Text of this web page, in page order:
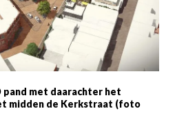
pand met daarachter het
midden de Kerkstraat (foto